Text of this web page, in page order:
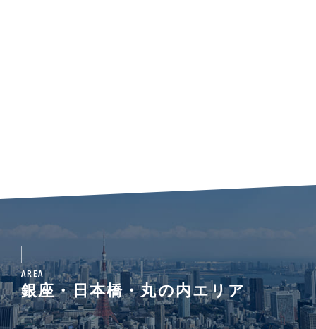
AREA
銀座・日本橋・丸の内エリア